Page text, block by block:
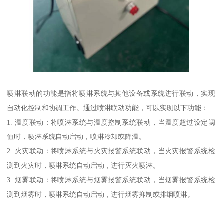
喷淋联动的功能是指将喷淋系统与其他设备或系统进行联动，实现
自动化控制和协调工作。通过喷淋联动功能，可以实现以下功能：
1. 温度联动：将喷淋系统与温度控制系统联动，当温度超过设定阈
值时，喷淋系统自动启动，喷淋冷却或降温。
2. 火灾联动：将喷淋系统与火灾报警系统联动，当火灾报警系统检
测到火灾时，喷淋系统自动启动，进行灭火喷淋。
3. 烟雾联动：将喷淋系统与烟雾报警系统联动，当烟雾报警系统检
测到烟雾时，喷淋系统自动启动，进行烟雾抑制或排烟喷淋。